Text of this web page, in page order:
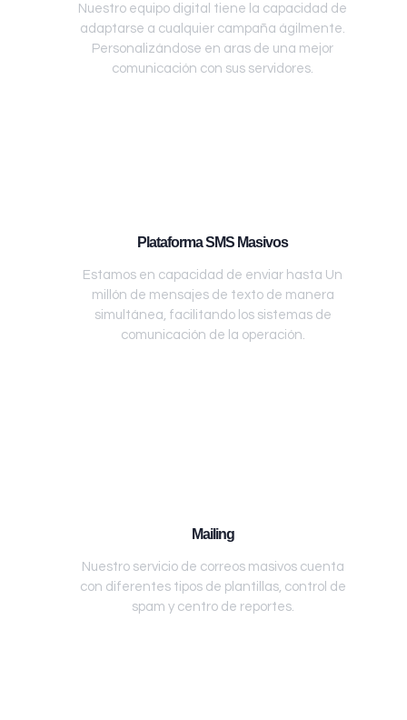
Nuestro equipo digital tiene la capacidad de
adaptarse a cualquier campaña ágilmente.
Personalizándose en aras de una mejor
comunicación con sus servidores.
Plataforma SMS Masivos
Estamos en capacidad de enviar hasta Un
millón de mensajes de texto de manera
simultánea, facilitando los sistemas de
comunicación de la operación.
Mailing
Nuestro servicio de correos masivos cuenta
con diferentes tipos de plantillas, control de
spam y centro de reportes.